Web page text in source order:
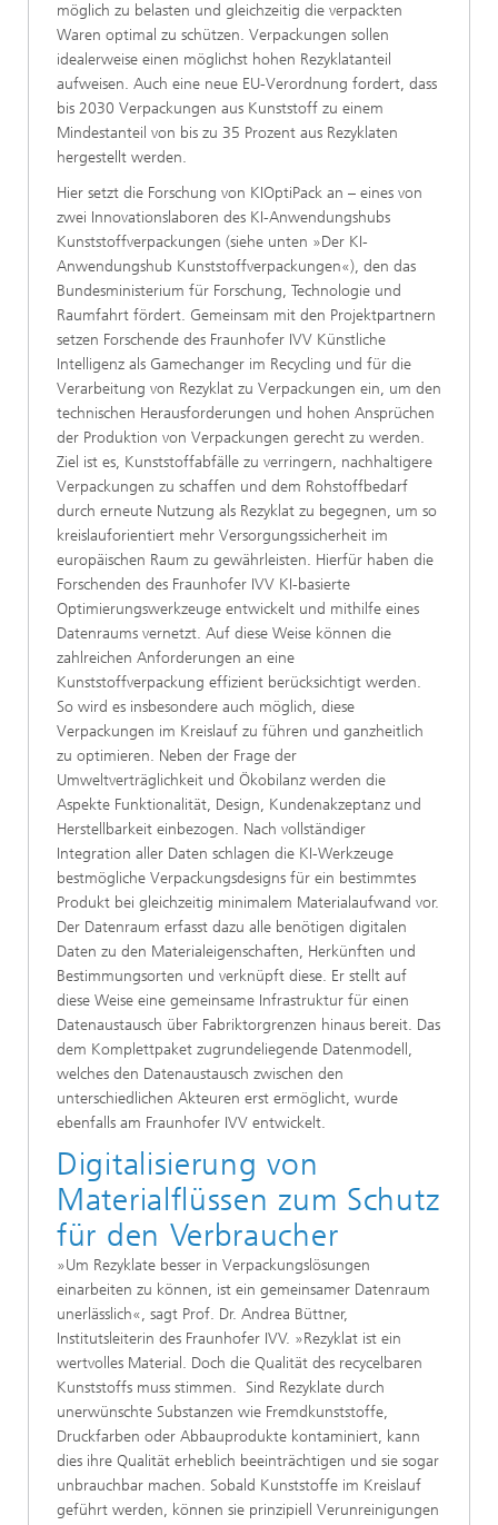
möglich zu belasten und gleichzeitig die verpackten
Waren optimal zu schützen. Verpackungen sollen
idealerweise einen möglichst hohen Rezyklatanteil
aufweisen. Auch eine neue EU-Verordnung fordert, dass
bis 2030 Verpackungen aus Kunststoff zu einem
Mindestanteil von bis zu 35 Prozent aus Rezyklaten
hergestellt werden.
Hier setzt die Forschung von KIOptiPack an – eines von
zwei Innovationslaboren des KI-Anwendungshubs
Kunststoffverpackungen (siehe unten »Der KI-
Anwendungshub Kunststoffverpackungen«), den das
Bundesministerium für Forschung, Technologie und
Raumfahrt fördert. Gemeinsam mit den Projektpartnern
setzen Forschende des Fraunhofer IVV Künstliche
Intelligenz als Gamechanger im Recycling und für die
Verarbeitung von Rezyklat zu Verpackungen ein, um den
technischen Herausforderungen und hohen Ansprüchen
der Produktion von Verpackungen gerecht zu werden.
Ziel ist es, Kunststoffabfälle zu verringern, nachhaltigere
Verpackungen zu schaffen und dem Rohstoffbedarf
durch erneute Nutzung als Rezyklat zu begegnen, um so
kreislauforientiert mehr Versorgungssicherheit im
europäischen Raum zu gewährleisten. Hierfür haben die
Forschenden des Fraunhofer IVV KI-basierte
Optimierungswerkzeuge entwickelt und mithilfe eines
Datenraums vernetzt. Auf diese Weise können die
zahlreichen Anforderungen an eine
Kunststoffverpackung effizient berücksichtigt werden.
So wird es insbesondere auch möglich, diese
Verpackungen im Kreislauf zu führen und ganzheitlich
zu optimieren. Neben der Frage der
Umweltverträglichkeit und Ökobilanz werden die
Aspekte Funktionalität, Design, Kundenakzeptanz und
Herstellbarkeit einbezogen. Nach vollständiger
Integration aller Daten schlagen die KI-Werkzeuge
bestmögliche Verpackungsdesigns für ein bestimmtes
Produkt bei gleichzeitig minimalem Materialaufwand vor.
Der Datenraum erfasst dazu alle benötigen digitalen
Daten zu den Materialeigenschaften, Herkünften und
Bestimmungsorten und verknüpft diese. Er stellt auf
diese Weise eine gemeinsame Infrastruktur für einen
Datenaustausch über Fabriktorgrenzen hinaus bereit. Das
dem Komplettpaket zugrundeliegende Datenmodell,
welches den Datenaustausch zwischen den
unterschiedlichen Akteuren erst ermöglicht, wurde
ebenfalls am Fraunhofer IVV entwickelt.
Digitalisierung von
Materialflüssen zum Schutz
für den Verbraucher
»Um Rezyklate besser in Verpackungslösungen
einarbeiten zu können, ist ein gemeinsamer Datenraum
unerlässlich«, sagt Prof. Dr. Andrea Büttner,
Institutsleiterin des Fraunhofer IVV. »Rezyklat ist ein
wertvolles Material. Doch die Qualität des recycelbaren
Kunststoffs muss stimmen. Sind Rezyklate durch
unerwünschte Substanzen wie Fremdkunststoffe,
Druckfarben oder Abbauprodukte kontaminiert, kann
dies ihre Qualität erheblich beeinträchtigen und sie sogar
unbrauchbar machen. Sobald Kunststoffe im Kreislauf
geführt werden, können sie prinzipiell Verunreinigungen